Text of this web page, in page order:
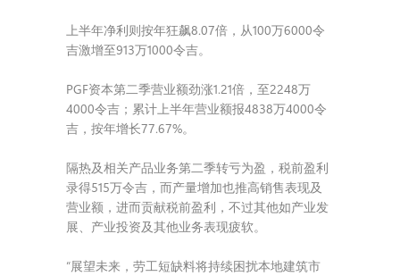
上半年净利则按年狂飙8.07倍，从100万6000令
吉激增至913万1000令吉。
PGF资本第二季营业额劲涨1.21倍，至2248万
4000令吉；累计上半年营业额报4838万4000令
吉，按年增长77.67%。
隔热及相关产品业务第二季转亏为盈，税前盈利
录得515万令吉，而产量增加也推高销售表现及
营业额，进而贡献税前盈利，不过其他如产业发
展、产业投资及其他业务表现疲软。
“展望未来，劳工短缺料将持续困扰本地建筑市